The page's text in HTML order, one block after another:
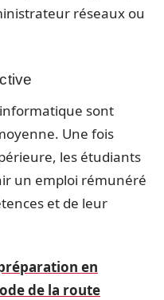
réseaux ou
sont
Une fois
les étudiants
un emploi rémunéré
et de leur
en
de la route